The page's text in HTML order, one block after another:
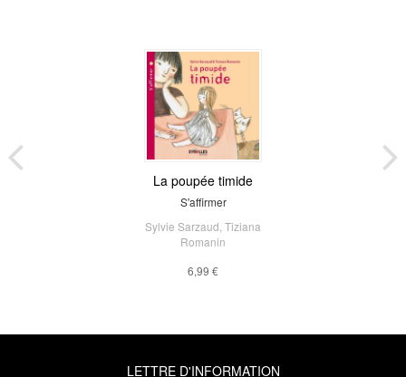
La poupée timide
S'affirmer
Sylvie Sarzaud Tiziana
Romanin
6,99 €
LETTRE D'INFORMATION